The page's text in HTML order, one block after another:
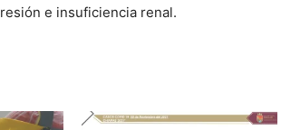
e insuficiencia renal.